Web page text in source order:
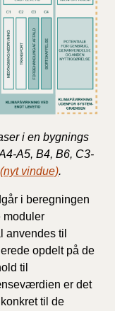
i en bygnings
A5, B4, B6, C3-
vindue).
i beregningen
moduler
anvendes til
opdelt på de
til
er det
til de